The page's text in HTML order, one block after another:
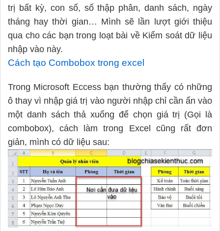
trị bất kỳ, con số, số thập phân, danh sách, ngày
tháng hay thời gian… Mình sẽ lần lượt giới thiệu
qua cho các bạn trong loạt bài về Kiểm soát dữ liệu
nhập vào này.
Cách tạo Combobox trong excel
Trong Microsoft Eccess bạn thường thấy có những
ô thay vì nhập giá trị vào người nhập chỉ cần ấn vào
một danh sách thả xuống để chọn giá trị (Gọi là
combobox), cách làm trong Excel cũng rất đơn
giản, mình có dữ liệu sau: